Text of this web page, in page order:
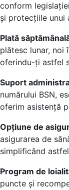
conform
și protecțiile unui
Plată
plătesc lunar, noi
oferindu-ți astfel
Suport
numărului BSN,
oferim asistență
Opțiune de
asigurarea de
simplificând
Program de
puncte și